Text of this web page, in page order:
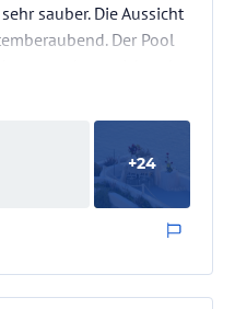
sauber. Die Aussicht
Der Pool
Pool haben. Zu
beraten und am Hotel
geniale Apartment
+24